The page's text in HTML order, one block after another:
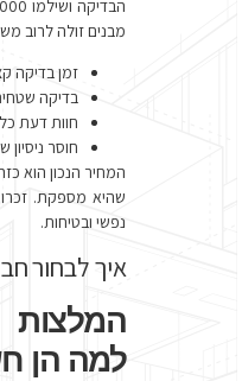
מבנים זולה לרוב
זמן בדיקה קצר
בדיקה
חוות דעת
חוסר ניסיון
המחיר הנכון הוא
שהיא מספקת.
נפשי ובטיחות.
איך לבחור
למה הן